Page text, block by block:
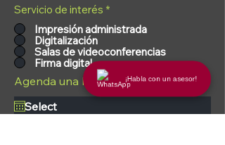
Servicio de interés *
Impresión administrada
Digitalización
Salas de videoconferencias
Firma digital
Agenda una llamada o visita¡Habla con un asesor!